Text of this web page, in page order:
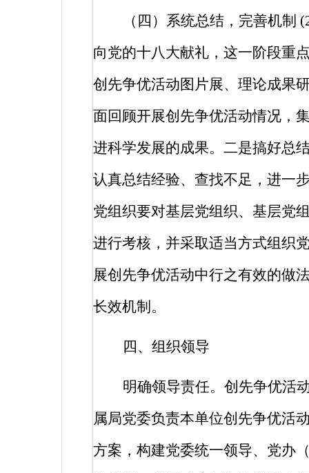
（四）系统总结，完善机制
向党的十八大献礼，这一阶段重
创先争优活动图片展、理论成果
面回顾开展创先争优活动情况，
进科学发展的成果。二是搞好总
认真总结经验、查找不足，进一
党组织要对基层党组织、基层党
进行考核，并采取适当方式组织
展创先争优活动中行之有效的做
长效机制。
四、组织领导
明确领导责任。创先争优活
属局党委负责本单位创先争优活
方案，构建党委统一领导、党办